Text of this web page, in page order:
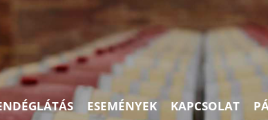
ESEMÉNYEK KAPCSOLAT